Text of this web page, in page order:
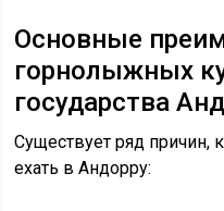
Основные
горнолыжных
государства
Существует ряд причин,
ехать в Андорру: